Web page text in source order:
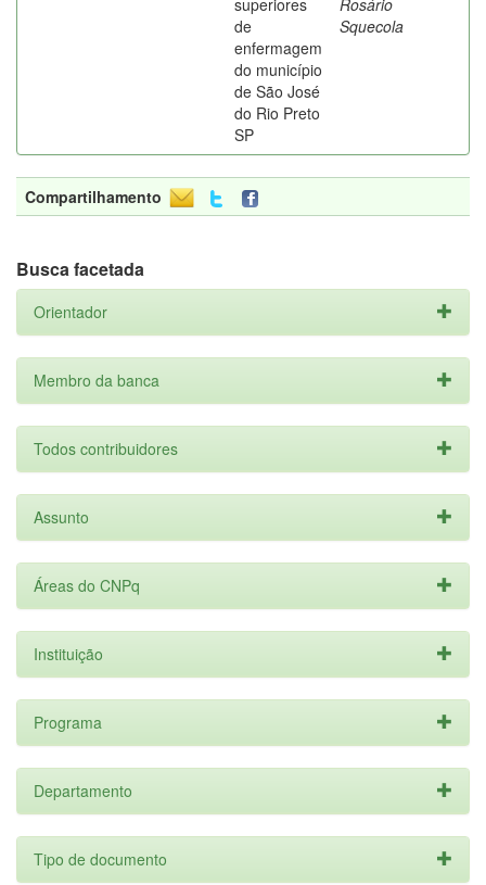
superiores
de
enfermagem
do município
de São José
do Rio Preto
SP
Rosário
Squecola
Compartilhamento
Busca facetada
Orientador
Membro da banca
Todos contribuidores
Assunto
Áreas do CNPq
Instituição
Programa
Departamento
Tipo de documento